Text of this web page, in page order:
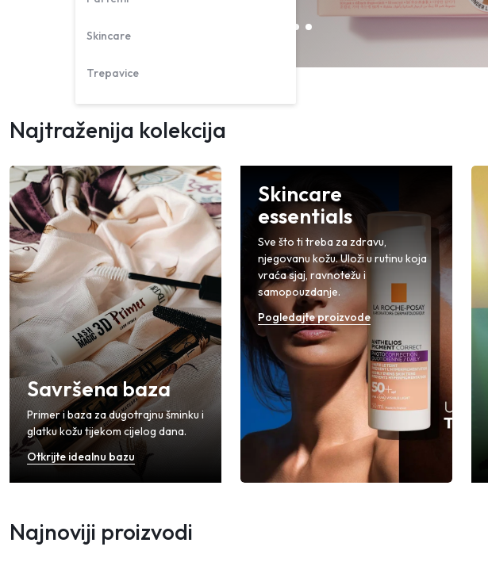
Skincare
Trepavice
Najtraženija kolekcija
Savršena baza
Primer i baza za dugotrajnu šminku i
glatku kožu tijekom cijelog dana.
Otkrijte idealnu bazu
Skincare
essentials
Sve što ti treba za zdravu,
njegovanu kožu. Uloži u rutinu koja
vraća sjaj, ravnotežu i
samopouzdanje.
Pogledajte proizvode
Najnoviji proizvodi